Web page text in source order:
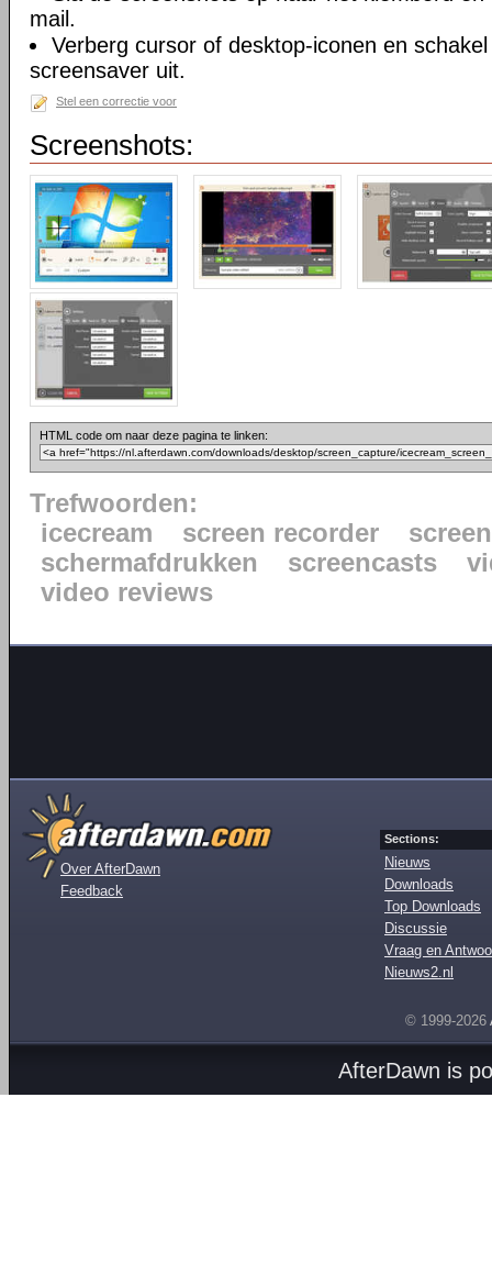
mail.
Verberg cursor of desktop-iconen en
screensaver uit.
Stel een correctie voor
Screenshots:
HTML code om naar deze pagina te linken:
Trefwoorden:
icecream
screen recorder
schermafdrukken
screencasts
video reviews
Over AfterDawn
Feedback
Sections:
Nieuws
Downloads
Top Downloads
Discussie
Vraag en
Nieuws2.nl
© 1999-2026
AfterDawn is